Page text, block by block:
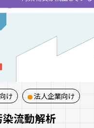
け 法人企業向け
流動解析